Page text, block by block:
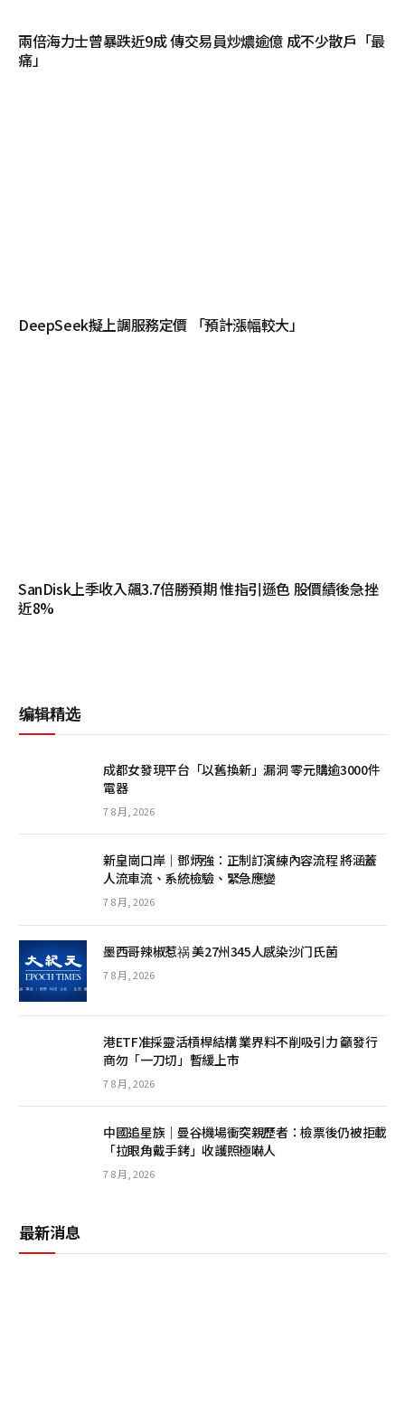
兩倍海力士曾暴跌近9成 傳交易員炒燶逾億 成不少散戶「最
痛」
DeepSeek擬上調服務定價 「預計漲幅較大」
SanDisk上季收入飆3.7倍勝預期 惟指引遜色 股價績後急挫
近8%
编辑精选
成都女發現平台「以舊換新」漏洞 零元購逾3000件
電器
7 8 月, 2026
新皇崗口岸｜鄧炳強：正制訂演練內容流程 將涵蓋
人流車流、系統檢驗、緊急應變
7 8 月, 2026
墨西哥辣椒惹祸 美27州345人感染沙门氏菌
7 8 月, 2026
港ETF准採靈活槓桿結構 業界料不削吸引力 籲發行
商勿「一刀切」暫緩上市
7 8 月, 2026
中國追星族｜曼谷機場衝突親歷者：檢票後仍被拒載
「拉眼角戴手銬」收護照極嚇人
7 8 月, 2026
最新消息